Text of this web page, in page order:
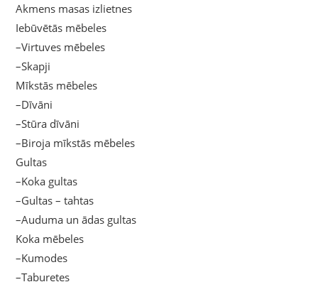
Akmens masas izlietnes
Iebūvētās mēbeles
–Virtuves mēbeles
–Skapji
Mīkstās mēbeles
–Dīvāni
–Stūra dīvāni
–Biroja mīkstās mēbeles
Gultas
–Koka gultas
–Gultas – tahtas
–Auduma un ādas gultas
Koka mēbeles
–Kumodes
–Taburetes